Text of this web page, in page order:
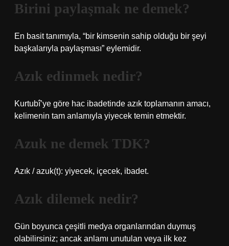
Birini paylaşmak ne demek?
En basit tanımıyla, “bir kimsenin sahip olduğu bir şeyi
başkalarıyla paylaşması” eylemidir.
Azık edinmek nedir?
Kurtubî’ye göre hac ibadetinde azık toplamanın amacı,
kelimenin tam anlamıyla yiyecek temin etmektir.
Azuk ne demek TDK?
Azık / azuk(t): yiyecek, içecek, ibadet.
Azık dilemek nedir?
Gün boyunca çeşitli medya organlarından duymuş
olabilirsiniz; ancak anlamı unutulan veya ilk kez